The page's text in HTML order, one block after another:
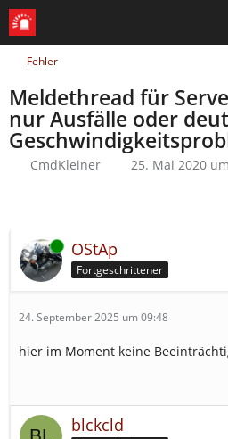
Fehler
Meldethread für
nur Ausfälle oder
CmdKleiner 25. Mai 2020
Online OStAp
Fortgeschrittener
24. September 2025 um 09:48
hier im Moment keine
blckcld